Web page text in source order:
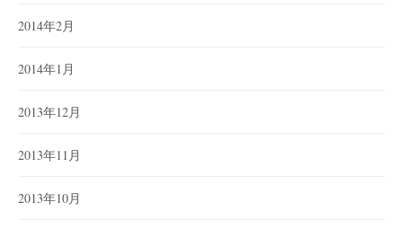
2014年2月
2014年1月
2013年12月
2013年11月
2013年10月